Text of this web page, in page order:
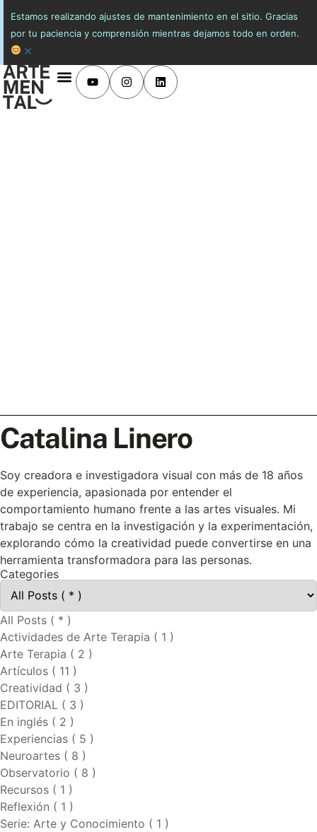
Estamos realizando ajustes de mantenimiento en el sitio. Gracias
por tu paciencia y comprensión mientras dejamos todo en orden.
×
Catalina Linero
Soy creadora e investigadora visual con más de 18 años
de experiencia, apasionada por entender el
comportamiento humano frente a las artes visuales. Mi
trabajo se centra en la investigación y la experimentación,
explorando cómo la creatividad puede convertirse en una
herramienta transformadora para las personas.
Categories
All Posts ( * )
Actividades de Arte Terapia ( 1 )
Arte Terapia ( 2 )
Artículos ( 11 )
Creatividad ( 3 )
EDITORIAL ( 3 )
En inglés ( 2 )
Experiencias ( 5 )
Neuroartes ( 8 )
Observatorio ( 8 )
Recursos ( 1 )
Reflexión ( 1 )
Serie: Arte y Conocimiento ( 1 )